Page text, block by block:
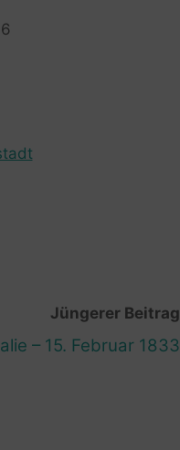
Jüngerer Beitrag
– 15. Februar 1833